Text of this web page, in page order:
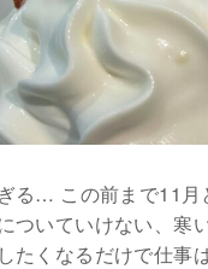
る… この前まで11月
ついていけない、寒
たくなるだけで仕事